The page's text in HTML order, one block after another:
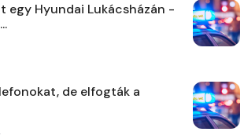
egy Hyundai Lukácsházán -
de elfogták a